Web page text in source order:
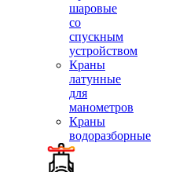
шаровые
со
спускным
устройством
Краны
латунные
для
манометров
Краны
водоразборные